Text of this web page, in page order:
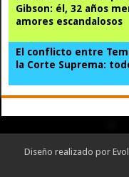
Gibson: él, 32 años
amores escandalosos
El conflicto entre
la Corte Suprema:
Diseño realizado por